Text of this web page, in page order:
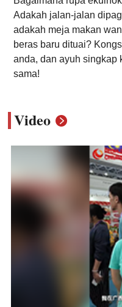
Adakah jalan-jalan
adakah meja makan
beras baru dituai?
anda, dan ayuh singkap
sama!
Video